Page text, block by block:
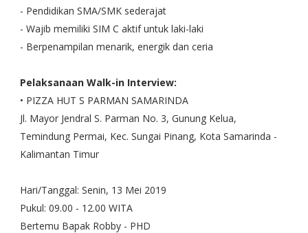
- Pendidikan SMA/SMK sederajat
- Wajib memiliki SIM C aktif untuk laki-laki
- Berpenampilan menarik, energik dan ceria
Pelaksanaan Walk-in Interview:
• PIZZA HUT S PARMAN SAMARINDA
Jl. Mayor Jendral S. Parman No. 3, Gunung Kelua,
Temindung Permai, Kec. Sungai Pinang, Kota Samarinda -
Kalimantan Timur
Hari/Tanggal: Senin, 13 Mei 2019
Pukul: 09.00 - 12.00 WITA
Bertemu Bapak Robby - PHD